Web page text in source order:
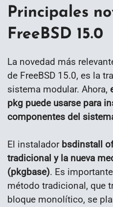
Principales
FreeBSD 15.0
La novedad más
de FreeBSD 15.0, es la
sistema modular. Ahora,
pkg puede usarse para
componentes del
El instalador bsdinstall
tradicional y la nueva
(pkgbase). Es
método tradicional, que
bloque monolítico, se